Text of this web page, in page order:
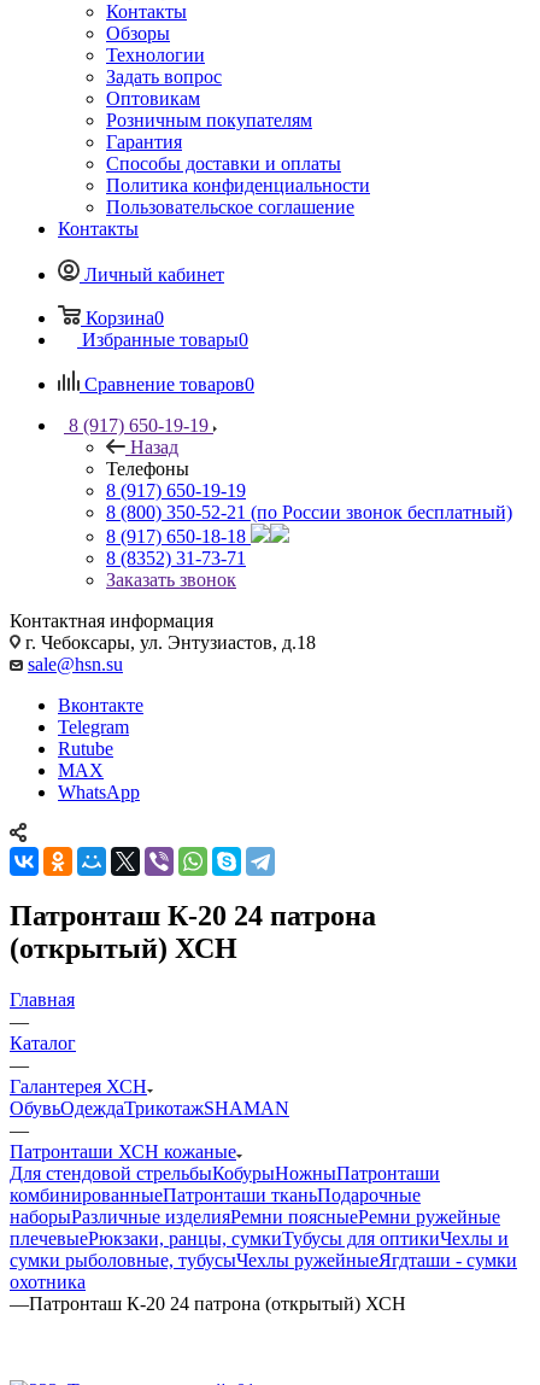
Контакты
Обзоры
Технологии
Задать вопрос
Оптовикам
Розничным покупателям
Гарантия
Способы доставки и оплаты
Политика конфиденциальности
Пользовательское соглашение
Контакты
Личный кабинет
Корзина0
Избранные товары0
Сравнение товаров0
8 (917) 650-19-19
Назад
Телефоны
8 (917) 650-19-19
8 (800) 350-52-21 (по России звонок бесплатный)
8 (917) 650-18-18
8 (8352) 31-73-71
Заказать звонок
Контактная информация
г. Чебоксары, ул. Энтузиастов, д.18
sale@hsn.su
Вконтакте
Telegram
Rutube
MAX
WhatsApp
Патронташ К-20 24 патрона
(открытый) ХСН
Главная
—
Каталог
—
Галантерея ХСН
ОбувьОдеждаТрикотажSHAMAN
—
Патронташи ХСН кожаные
Для стендовой стрельбыКобурыНожныПатронташи
комбинированныеПатронташи тканьПодарочные
наборыРазличные изделияРемни поясныеРемни ружейные
плечевыеРюкзаки, ранцы, сумкиТубусы для оптикиЧехлы и
сумки рыболовные, тубусыЧехлы ружейныеЯгдташи - сумки
охотника
—Патронташ К-20 24 патрона (открытый) ХСН